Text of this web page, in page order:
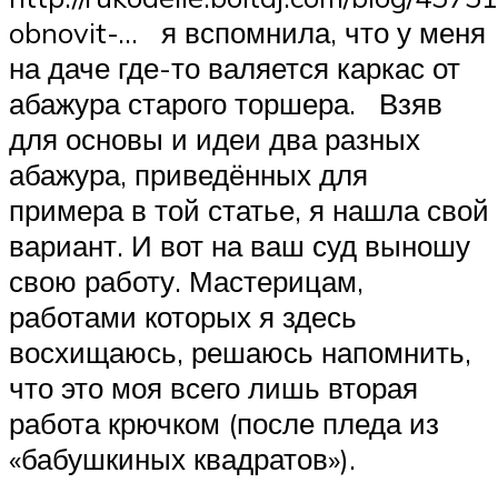
obnovit-… я вспомнила, что у меня
на даче где-то валяется каркас от
абажура старого торшера. Взяв
для основы и идеи два разных
абажура, приведённых для
примера в той статье, я нашла свой
вариант. И вот на ваш суд выношу
свою работу. Мастерицам,
работами которых я здесь
восхищаюсь, решаюсь напомнить,
что это моя всего лишь вторая
работа крючком (после пледа из
«бабушкиных квадратов»).